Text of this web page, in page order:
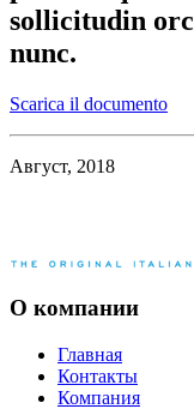
sollicitudin
nunc.
Scarica il documento
Август, 2018
О компании
Главная
Контакты
Компания